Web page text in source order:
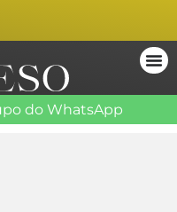
do WhatsApp